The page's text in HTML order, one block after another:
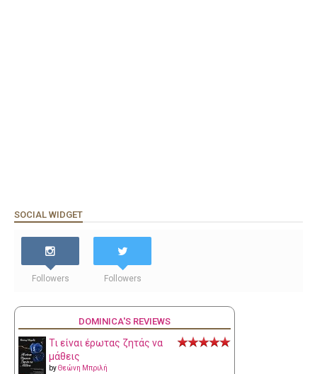
SOCIAL WIDGET
Followers Followers
DOMINICA'S REVIEWS
Τι είναι έρωτας ζητάς να
μάθεις
byΘεώνη Μπριλή